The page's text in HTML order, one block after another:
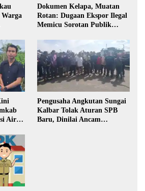
Dokumen Kelapa, Muatan
Rotan: Dugaan Ekspor Ilegal
Memicu Sorotan Publik
Air
Pengusaha Angkutan Sungai
Kalbar Tolak Aturan SPB
Baru, Dinilai Ancam